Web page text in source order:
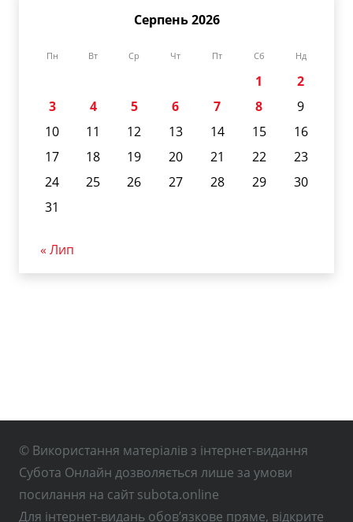
Серпень 2026
Пн Вт Ср Чт Пт Сб Нд
1
2
3
4 5 6 7 8
9
10
11 12 13 14 15
16
17
18 19 20 21 22
23
24
25 26 27 28 29
30
31
« Лип
© Використання матеріалів з інтернет-видання
Субота Онлайн дозволяється лише за умови
посилання на сайт subota.online
Для інтернет-видань обов’язкове пряме, відкрите